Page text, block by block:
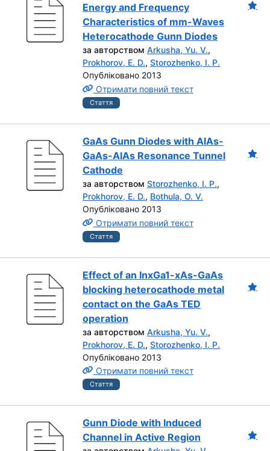
Energy and Frequency
Characteristics of mm-Waves
Heterocathode Gunn Diodes
за авторством Arkusha, Yu. V.,
Prokhorov, E. D., Storozhenko, I. P.
Опубліковано 2013
Отримати повний текст
Стаття
GaAs Gunn Diodes with AlAs-
GaAs-AlAs Resonance Tunnel
Cathode
за авторством Storozhenko, I. P.,
Prokhorov, E. D., Bothula, O. V.
Опубліковано 2013
Отримати повний текст
Стаття
Effect of an InxGa1-xAs-GaAs
blocking heterocathode metal
contact on the GaAs TED
operation
за авторством Arkusha, Yu. V.,
Prokhorov, E. D., Storozhenko, I. P.
Опубліковано 2013
Отримати повний текст
Стаття
Gunn Diode with Induced
Channel in Active Region